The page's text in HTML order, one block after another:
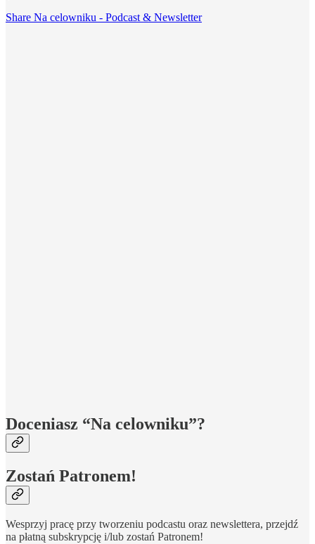
Share Na celowniku - Podcast & Newsletter
Doceniasz “Na celowniku”?
Zostań Patronem!
Wesprzyj pracę przy tworzeniu podcastu oraz newslettera, przejdź
na płatną subskrypcję i/lub zostań Patronem!